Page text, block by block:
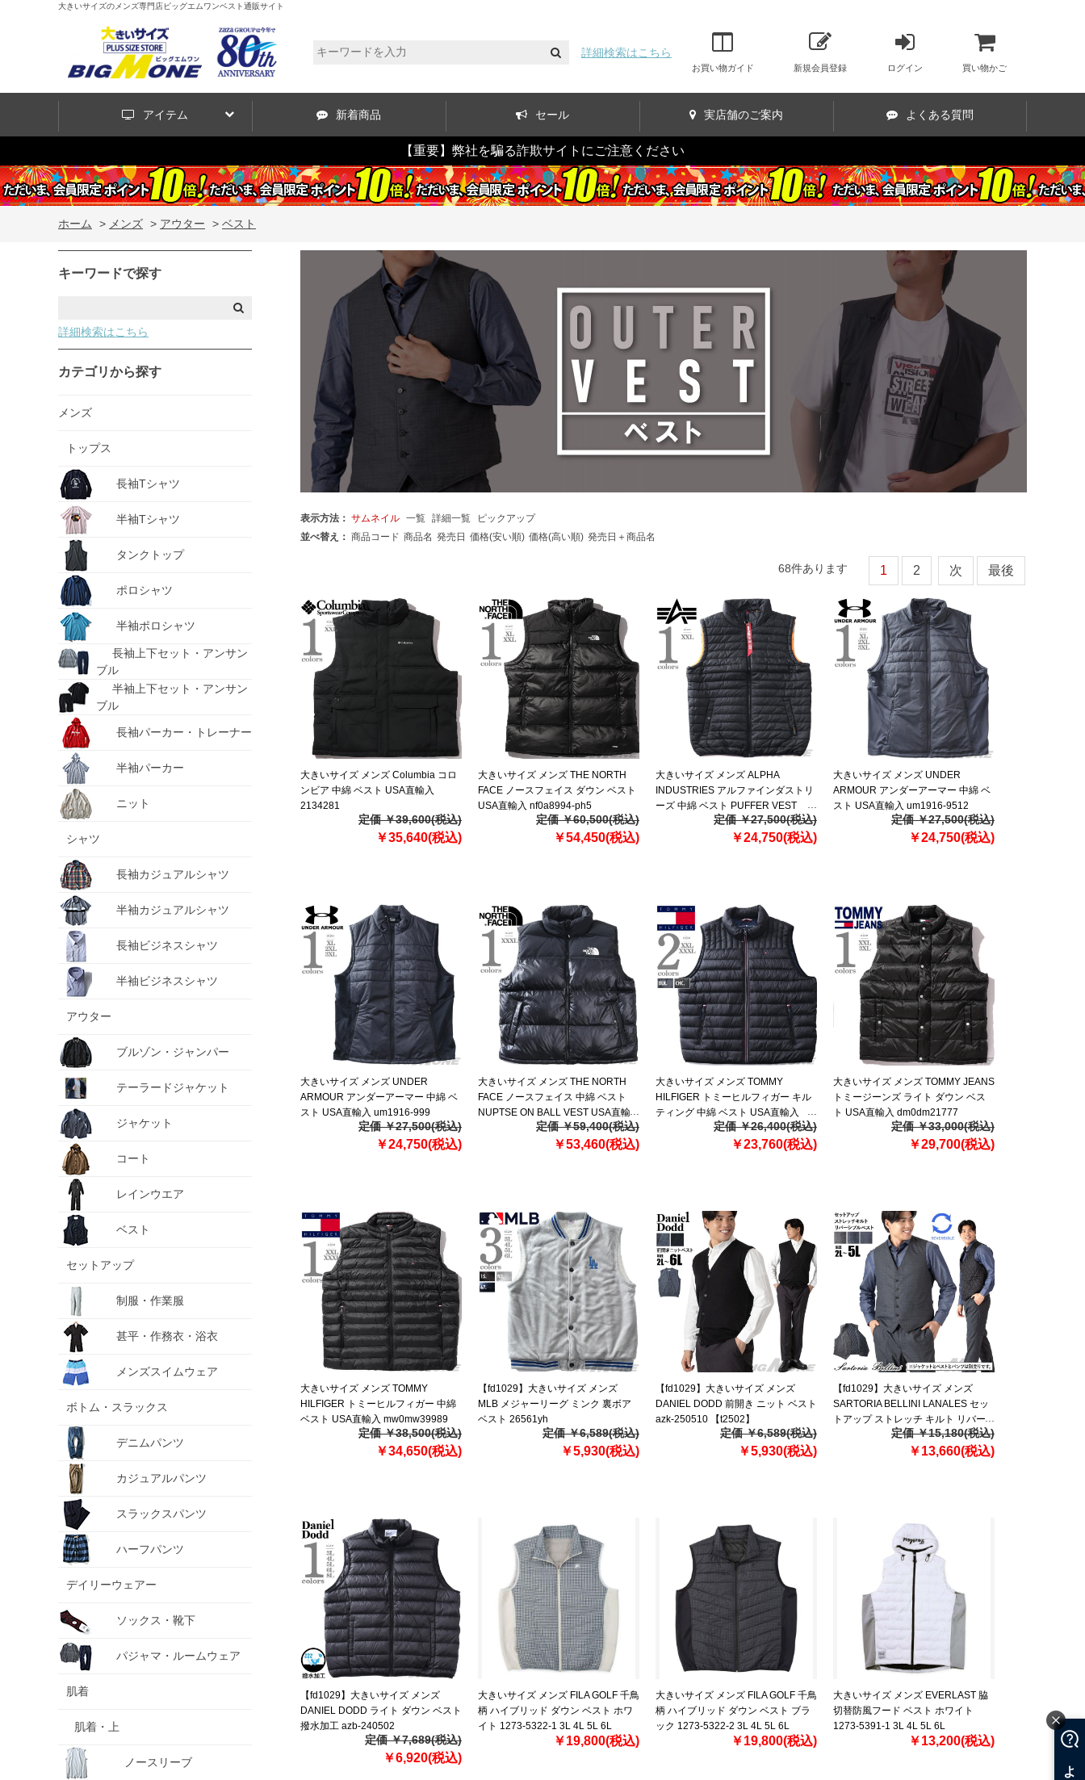
大きいサイズのメンズ専門店ビッグエムワンベスト通販サイト
詳細検索はこちら
お買い物ガイド 新規会員登録 ログイン 買い物かご
アイテム 新着商品 セール 実店舗のご案内 よくある質問
【重要】弊社を騙る詐欺サイトにご注意ください
ホーム > メンズ > アウター > ベスト
キーワードで探す
詳細検索はこちら
カテゴリから探す
メンズ
トップス
長袖Tシャツ
半袖Tシャツ
タンクトップ
ポロシャツ
半袖ポロシャツ
長袖上下セット・アンサン
ブル
半袖上下セット・アンサン
ブル
長袖パーカー・トレーナー
半袖パーカー
ニット
シャツ
長袖カジュアルシャツ
半袖カジュアルシャツ
長袖ビジネスシャツ
半袖ビジネスシャツ
アウター
ブルゾン・ジャンパー
テーラードジャケット
ジャケット
コート
レインウエア
ベスト
セットアップ
制服・作業服
甚平・作務衣・浴衣
メンズスイムウェア
ボトム・スラックス
デニムパンツ
カジュアルパンツ
スラックスパンツ
ハーフパンツ
デイリーウェアー
ソックス・靴下
パジャマ・ルームウェア
肌着
肌着・上
ノースリーブ
表示方法： サムネイル 一覧 詳細一覧
ピックアップ
並べ替え： 商品コード 商品名 発売日 価格(安い順) 価格(高い順) 発売日＋商品名
68件あります 1 2 次 最後
大きいサイズ メンズ Columbia コロ
ンビア 中綿 ベスト USA直輸入
2134281
定価 ￥39,600(税込)
￥35,640(税込)
大きいサイズ メンズ THE NORTH
FACE ノースフェイス ダウン ベスト
USA直輸入 nf0a8994-ph5
定価 ￥60,500(税込)
￥54,450(税込)
大きいサイズ メンズ ALPHA
INDUSTRIES アルファインダストリ
ーズ 中綿 ベスト PUFFER VEST
USA直輸入 138122定価 ￥27,500(税込)
￥24,750(税込)
大きいサイズ メンズ UNDER
ARMOUR アンダーアーマー 中綿 ベ
スト USA直輸入 um1916-9512
定価 ￥27,500(税込)
￥24,750(税込)
大きいサイズ メンズ UNDER
ARMOUR アンダーアーマー 中綿 ベ
スト USA直輸入 um1916-999
定価 ￥27,500(税込)
￥24,750(税込)
大きいサイズ メンズ THE NORTH
FACE ノースフェイス 中綿 ベスト
NUPTSE ON BALL VEST USA直輸
定価 ￥59,400(税込)
￥53,460(税込)
大きいサイズ メンズ TOMMY
HILFIGER トミーヒルフィガー キル
ティング 中綿 ベスト USA直輸入
定価 ￥26,400(税込)
￥23,760(税込)
大きいサイズ メンズ TOMMY JEANS
トミージーンズ ライト ダウン ベス
ト USA直輸入 dm0dm21777
定価 ￥33,000(税込)
￥29,700(税込)
大きいサイズ メンズ TOMMY
HILFIGER トミーヒルフィガー 中綿
ベスト USA直輸入 mw0mw39989
定価 ￥38,500(税込)
￥34,650(税込)
【fd1029】大きいサイズ メンズ
MLB メジャーリーグ ミンク 裏ボア
ベスト 26561yh
定価 ￥6,589(税込)
￥5,930(税込)
【fd1029】大きいサイズ メンズ
DANIEL DODD 前開き ニット ベスト
azk-250510 【t2502】
定価 ￥6,589(税込)
￥5,930(税込)
【fd1029】大きいサイズ メンズ
SARTORIA BELLINI LANALES セッ
トアップ ストレッチ キルト リバー
シブル ベスト スマリラ mw-lan-ve-l
定価 ￥15,180(税込)
￥13,660(税込)
【fd1029】大きいサイズ メンズ
DANIEL DODD ライト ダウン ベスト
撥水加工 azb-240502
定価 ￥7,689(税込)
￥6,920(税込)
大きいサイズ メンズ FILA GOLF 千鳥
柄 ハイブリッド ダウン ベスト ホワ
イト 1273-5322-1 3L 4L 5L 6L
￥19,800(税込)
大きいサイズ メンズ FILA GOLF 千鳥
柄 ハイブリッド ダウン ベスト ブラ
ック 1273-5322-2 3L 4L 5L 6L
￥19,800(税込)
大きいサイズ メンズ EVERLAST 脇
切替防風フード ベスト ホワイト
1273-5391-1 3L 4L 5L 6L
￥13,200(税込)